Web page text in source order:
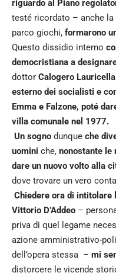
riguardo al Piano
testé ricordato – anche la
parco giochi, formarono
Questo dissidio interno
democristiana a
dottor Calogero
esterno dei socialisti e
Emma e Falzone, poté
villa comunale nel 1977.
Un sogno dunque che
uomini che, nonostante le
dare un nuovo volto alla
dove trovare un vero
Chiedere ora di intitolare
Vittorio D’Addeo –
priva di quel legame
azione amministrativo-
dell’opera stessa – mi
distorcere le vicende